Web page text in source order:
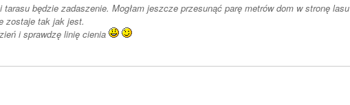
będzie zadaszenie. Mogłam jeszcze przesunąć parę metrów dom w stronę lasu
zostaje tak jak jest.
i sprawdzę linię cienia